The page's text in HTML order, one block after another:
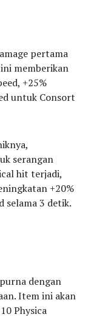
pertama
memberikan
+25%
untuk Consort
serangan
hit terjadi,
+20%
selama 3 detik.
dengan
Item ini akan
Physica